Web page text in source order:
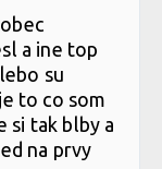
a ine top
su
to co som
si tak blby a
na prvy